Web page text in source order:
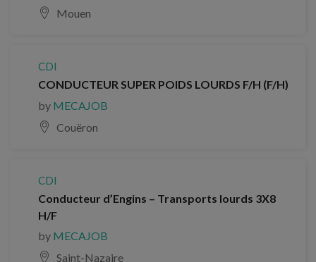
Mouen
CDI
CONDUCTEUR SUPER POIDS LOURDS F/H (F/H)
by MECAJOB
Couëron
CDI
Conducteur d’Engins – Transports lourds 3X8
H/F
by MECAJOB
Saint-Nazaire